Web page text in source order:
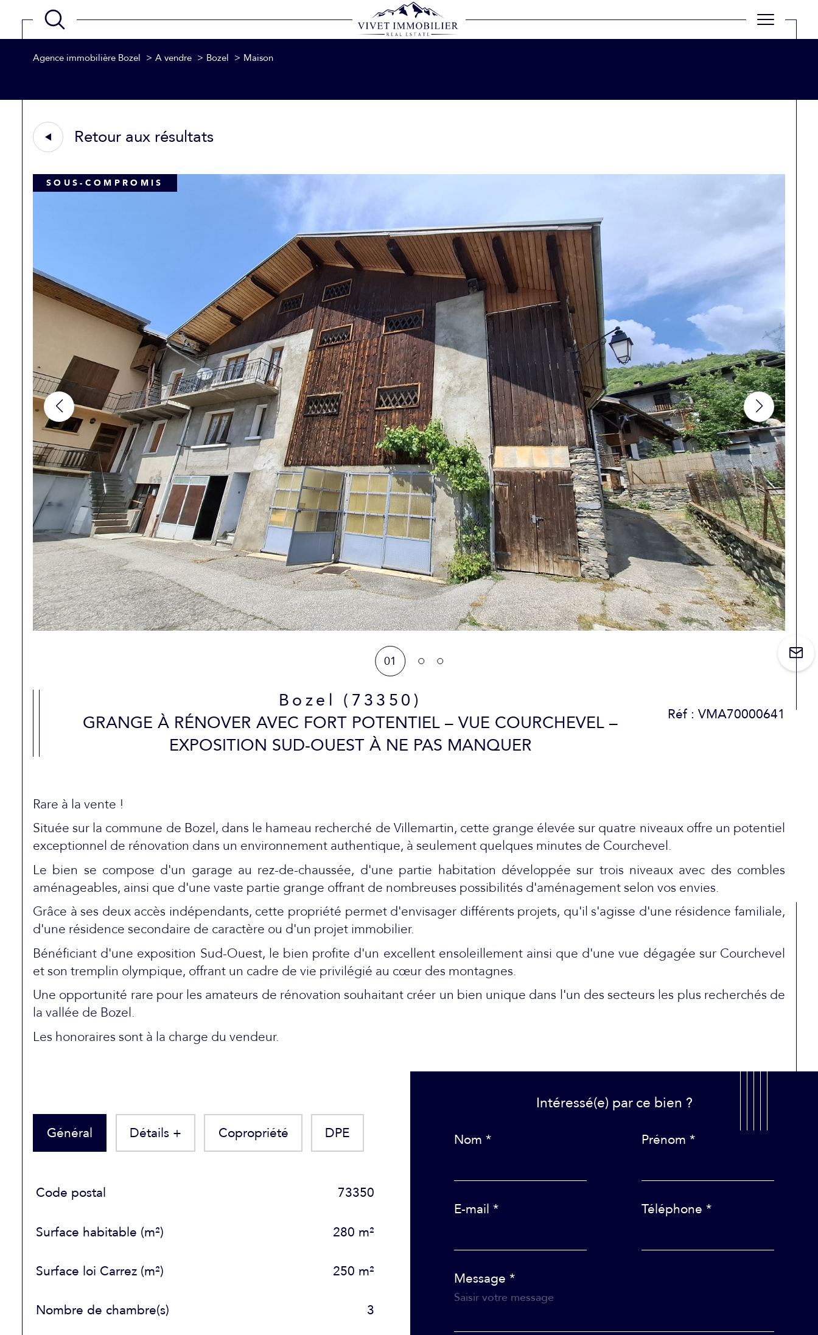
Acheter
Voir les7annonces
Maison 73350 - Bozel
Agence immobilière Bozel A vendre Bozel Maison
Retour aux résultats
SOUS-COMPROMIS
01
Bozel (73350)
GRANGE À RÉNOVER AVEC FORT POTENTIEL – VUE COURCHEVEL –
EXPOSITION SUD-OUEST À NE PAS MANQUER
Réf : VMA70000641
Rare à la vente !
Située sur la commune de Bozel, dans le hameau recherché de Villemartin, cette grange élevée sur quatre niveaux offre un potentiel
exceptionnel de rénovation dans un environnement authentique, à seulement quelques minutes de Courchevel.
Le bien se compose d'un garage au rez-de-chaussée, d'une partie habitation développée sur trois niveaux avec des combles
aménageables, ainsi que d'une vaste partie grange offrant de nombreuses possibilités d'aménagement selon vos envies.
Grâce à ses deux accès indépendants, cette propriété permet d'envisager différents projets, qu'il s'agisse d'une résidence familiale,
d'une résidence secondaire de caractère ou d'un projet immobilier.
Bénéficiant d'une exposition Sud-Ouest, le bien profite d'un excellent ensoleillement ainsi que d'une vue dégagée sur Courchevel
et son tremplin olympique, offrant un cadre de vie privilégié au cœur des montagnes.
Une opportunité rare pour les amateurs de rénovation souhaitant créer un bien unique dans l'un des secteurs les plus recherchés de
la vallée de Bozel.
Les honoraires sont à la charge du vendeur.
Général Détails + Copropriété DPE
TRAD_SIROCCO_Caracteristique
Code postal 73350
Surface habitable (m²) 280 m²
Surface loi Carrez (m²) 250 m²
Nombre de chambre(s) 3
Intéressé(e) par ce bien ?
Nom * Prénom *
E-mail * Téléphone *
Message *